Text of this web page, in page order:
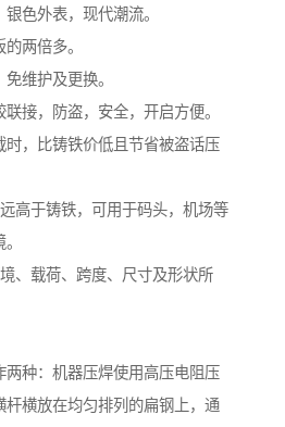
色外表，现代潮流。
两倍多。
维护及更换。
接，防盗，安全，开启方便。
，比铸铁价低且节省被盗话压
高于铸铁，可用于码头，机场等
、载荷、跨度、尺寸及形状所
种：机器压焊使用高压电阻压
杆横放在均匀排列的扁钢上，通